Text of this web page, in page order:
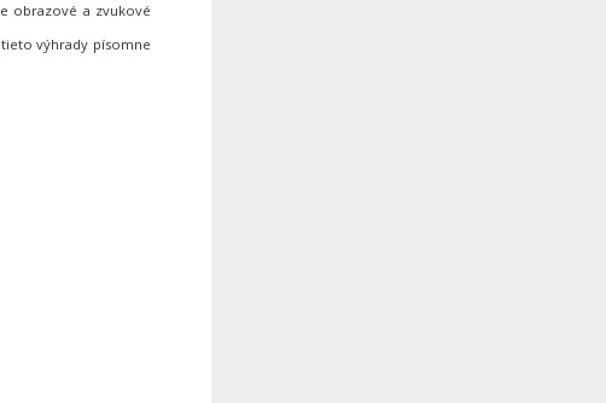
obrazové a zvukové
výhrady písomne